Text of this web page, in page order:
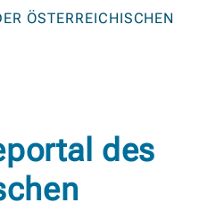
des
ÖSTERREICHISCHEN